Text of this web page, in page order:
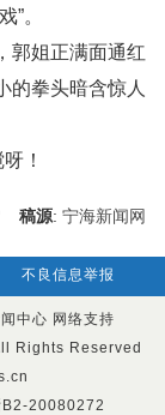
”。
姐正满面通红
的拳头暗含惊人
！
稿源: 宁海新闻网
不良信息举报
中心 网络支持
Rights Reserved
B2-20080272